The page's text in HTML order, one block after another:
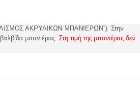
ΑΚΡΥΛΙΚΩΝ ΜΠΑΝΙΕΡΩΝ”). Στην
μπανιέρας. Στη τιμή της μπανιέρας δεν